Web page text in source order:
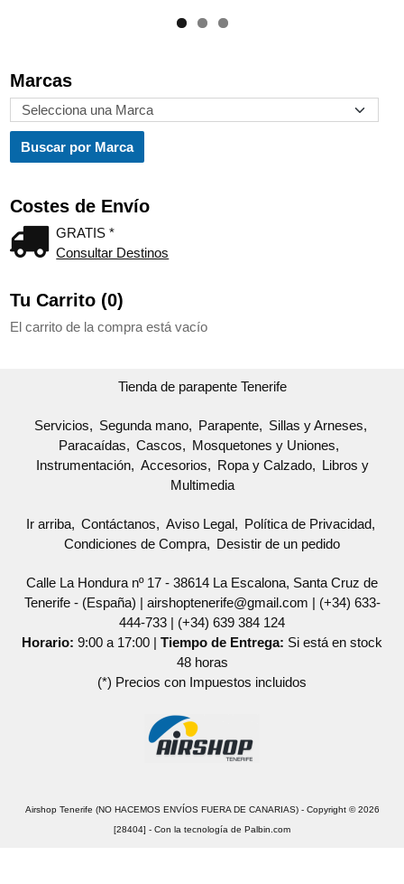
Marcas
Costes de Envío
GRATIS *
Consultar Destinos
Tu Carrito (0)
El carrito de la compra está vacío
Tienda de parapente Tenerife
Servicios Segunda mano Parapente
Sillas y Arneses
Paracaídas
Cascos
Mosquetones y Uniones
Instrumentación
Accesorios Ropa y Calzado
Libros y
Multimedia
Ir arriba Contáctanos Aviso Legal
Política de Privacidad
Condiciones de Compra
Desistir de un pedido
Calle La Hondura nº 17 - 38614 La Escalona, Santa Cruz de
Tenerife - (España) | airshoptenerife@gmail.com | (+34) 633-
444-733 | (+34) 639 384 124
Horario: 9:00 a 17:00 | Tiempo de Entrega: Si está en stock
48 horas
(*) Precios con Impuestos incluidos
Airshop Tenerife (NO HACEMOS ENVÍOS FUERA DE CANARIAS)- Copyright © 2026
[28404] - Con la tecnología de Palbin.com